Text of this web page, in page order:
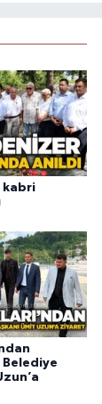
kabri
Belediye